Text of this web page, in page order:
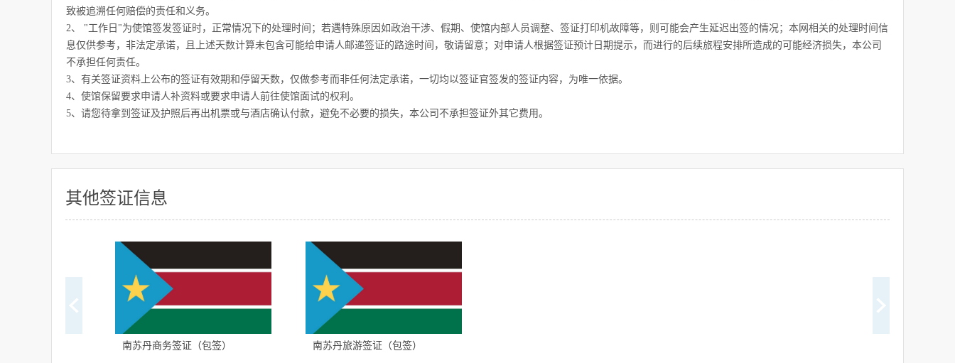
致被追溯任何赔偿的责任和义务。
2、 "工作日"为使馆签发签证时，正常情况下的处理时间；若遇特殊原因如政治干涉、假期、使馆内部人员调整、签证打印机故障等，则可能会产生延迟出签的情况；本网相关的处理时间信
息仅供参考，非法定承诺，且上述天数计算未包含可能给申请人邮递签证的路途时间，敬请留意；对申请人根据签证预计日期提示，而进行的后续旅程安排所造成的可能经济损失，本公司
不承担任何责任。
3、有关签证资料上公布的签证有效期和停留天数，仅做参考而非任何法定承诺，一切均以签证官签发的签证内容，为唯一依据。
4、使馆保留要求申请人补资料或要求申请人前往使馆面试的权利。
5、请您待拿到签证及护照后再出机票或与酒店确认付款，避免不必要的损失，本公司不承担签证外其它费用。
其他签证信息
南苏丹商务签证（包签） 南苏丹旅游签证（包签）